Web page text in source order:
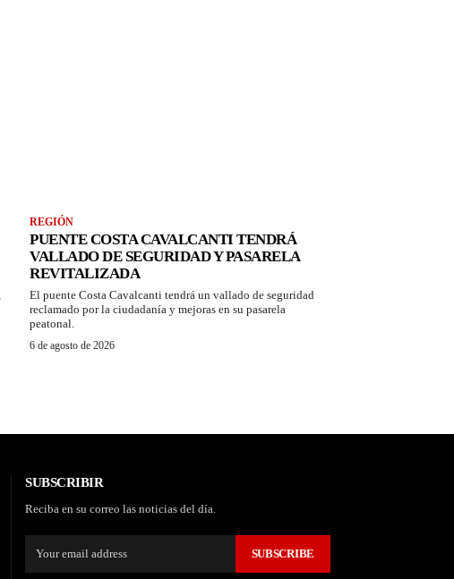
REGIÓN
PUENTE COSTA CAVALCANTI TENDRÁ
VALLADO DE SEGURIDAD Y PASARELA
REVITALIZADA
El puente Costa Cavalcanti tendrá un vallado de seguridad
reclamado por la ciudadanía y mejoras en su pasarela
peatonal.
6 de agosto de 2026
SUBSCRIBIR
Reciba en su correo las noticias del día.
SUBSCRIBE